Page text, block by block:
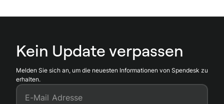
Kein Update verpassen
Melden Sie sich an, um die neuesten Informationen von Spendesk zu
erhalten.
E-Mail Adresse